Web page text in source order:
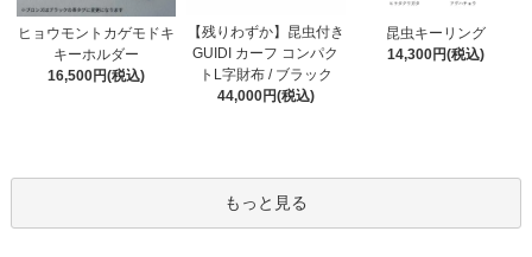
ヒョウモントカゲモドキ
キーホルダー
16,500円(税込)
【残りわずか】昆虫付き
GUIDI カーフ コンパク
トL字財布 / ブラック
44,000円(税込)
昆虫キーリング
14,300円(税込)
もっと見る